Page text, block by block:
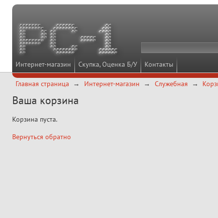
Интернет-магазин Скупка, Оценка Б/У Контакты
Главная страница Интернет-магазин Служебная
Ваша корзина
Корзина пуста.
Вернуться обратно